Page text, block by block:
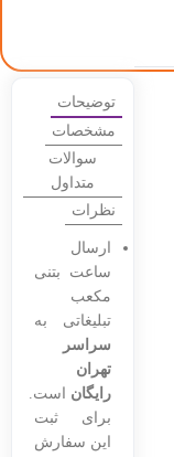
توضیحات
مشخصات
سوالات
متداول
نظرات
ارسال
ساعت بتنی
مکعب
تبلیغاتی به
سراسر
تهران
رایگان است.
برای ثبت
این سفارش